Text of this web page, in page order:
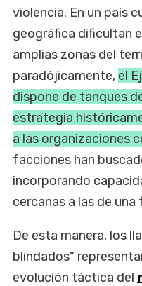
violencia. En un país
geográfica dificultan
amplias zonas del
paradójicamente, el
dispone de tanques
estrategia
a las organizaciones
facciones han
incorporando
cercanas a las de
De esta manera, los
blindados"
evolución táctica del